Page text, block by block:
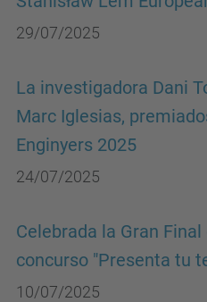
29/07/2025
La investigadora Dani
Marc Iglesias,
Enginyers 2025
24/07/2025
Celebrada la Gran
concurso "Presenta tu
10/07/2025